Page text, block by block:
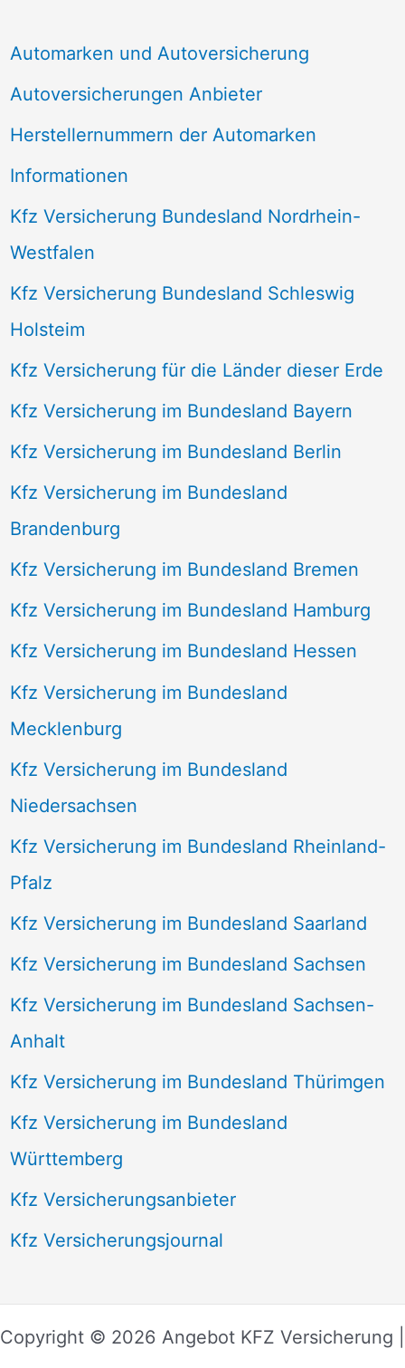
Automarken und Autoversicherung
Autoversicherungen Anbieter
Herstellernummern der Automarken
Informationen
Kfz Versicherung Bundesland Nordrhein-
Westfalen
Kfz Versicherung Bundesland Schleswig
Holsteim
Kfz Versicherung für die Länder dieser Erde
Kfz Versicherung im Bundesland Bayern
Kfz Versicherung im Bundesland Berlin
Kfz Versicherung im Bundesland
Brandenburg
Kfz Versicherung im Bundesland Bremen
Kfz Versicherung im Bundesland Hamburg
Kfz Versicherung im Bundesland Hessen
Kfz Versicherung im Bundesland
Mecklenburg
Kfz Versicherung im Bundesland
Niedersachsen
Kfz Versicherung im Bundesland Rheinland-
Pfalz
Kfz Versicherung im Bundesland Saarland
Kfz Versicherung im Bundesland Sachsen
Kfz Versicherung im Bundesland Sachsen-
Anhalt
Kfz Versicherung im Bundesland Thürimgen
Kfz Versicherung im Bundesland
Württemberg
Kfz Versicherungsanbieter
Kfz Versicherungsjournal
Copyright © 2026 Angebot KFZ Versicherung |